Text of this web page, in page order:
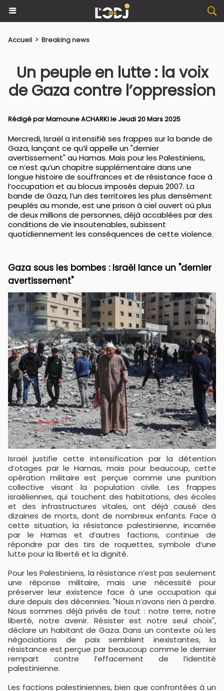
Accueil > Breaking news
Un peuple en lutte : la voix
de Gaza contre l’oppression
Rédigé parMamoune ACHARKIle Jeudi 20 Mars 2025
Mercredi, Israël a intensifié ses frappes sur la bande de
Gaza, lançant ce qu’il appelle un "dernier
avertissement" au Hamas. Mais pour les Palestiniens,
ce n’est qu’un chapitre supplémentaire dans une
longue histoire de souffrances et de résistance face à
l’occupation et au blocus imposés depuis 2007. La
bande de Gaza, l’un des territoires les plus densément
peuplés au monde, est une prison à ciel ouvert où plus
de deux millions de personnes, déjà accablées par des
conditions de vie insoutenables, subissent
quotidiennement les conséquences de cette violence.
Gaza sous les bombes : Israël lance un "dernier
avertissement"
Israël justifie cette intensification par la détention
d’otages par le Hamas, mais pour beaucoup, cette
opération militaire est perçue comme une punition
collective visant la population civile. Les frappes
israéliennes, qui touchent des habitations, des écoles
et des infrastructures vitales, ont déjà causé des
dizaines de morts, dont de nombreux enfants. Face à
cette situation, la résistance palestinienne, incarnée
par le Hamas et d’autres factions, continue de
répondre par des tirs de roquettes, symbole d’une
lutte pour la liberté et la dignité.
Pour les Palestiniens, la résistance n’est pas seulement
une réponse militaire, mais une nécessité pour
préserver leur existence face à une occupation qui
dure depuis des décennies. "Nous n’avons rien à perdre.
Nous sommes déjà privés de tout : notre terre, notre
liberté, notre avenir. Résister est notre seul choix",
déclare un habitant de Gaza. Dans un contexte où les
négociations de paix semblent inexistantes, la
résistance est perçue par beaucoup comme le dernier
rempart contre l’effacement de l’identité
palestinienne.
Les factions palestiniennes, bien que confrontées à un